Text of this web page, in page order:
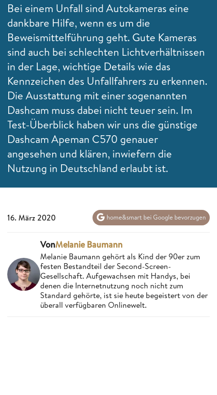
Bei einem Unfall sind Autokameras eine
dankbare Hilfe, wenn es um die
Beweismittelführung geht. Gute Kameras
sind auch bei schlechten Lichtverhältnissen
in der Lage, wichtige Details wie das
Kennzeichen des Unfallfahrers zu erkennen.
Die Ausstattung mit einer sogenannten
Dashcam muss dabei nicht teuer sein. Im
Test-Überblick haben wir uns die günstige
Dashcam Apeman C570 genauer
angesehen und klären, inwiefern die
Nutzung in Deutschland erlaubt ist.
16. März 2020 home&smart bei Google bevorzugen
VonMelanie Baumann
Melanie Baumann gehört als Kind der 90er zum
festen Bestandteil der Second-Screen-
Gesellschaft. Aufgewachsen mit Handys, bei
denen die Internetnutzung noch nicht zum
Standard gehörte, ist sie heute begeistert von der
überall verfügbaren Onlinewelt.